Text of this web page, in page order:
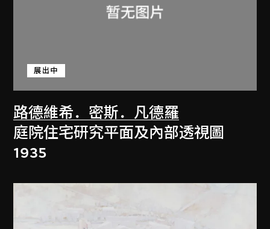
路德維希．密斯．凡德羅
展出中
庭院住宅研究平面及內部透視圖
1935